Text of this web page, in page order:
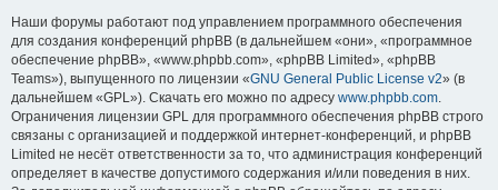
Наши форумы работают под управлением программного обеспечения
для создания конференций phpBB (в дальнейшем «они», «программное
обеспечение phpBB», «www.phpbb.com», «phpBB Limited», «phpBB
Teams»), выпущенного по лицензии «GNU General Public License v2» (в
дальнейшем «GPL»). Скачать его можно по адресу www.phpbb.com.
Ограничения лицензии GPL для программного обеспечения phpBB строго
связаны с организацией и поддержкой интернет-конференций, и phpBB
Limited не несёт ответственности за то, что администрация конференций
определяет в качестве допустимого содержания и/или поведения в них.